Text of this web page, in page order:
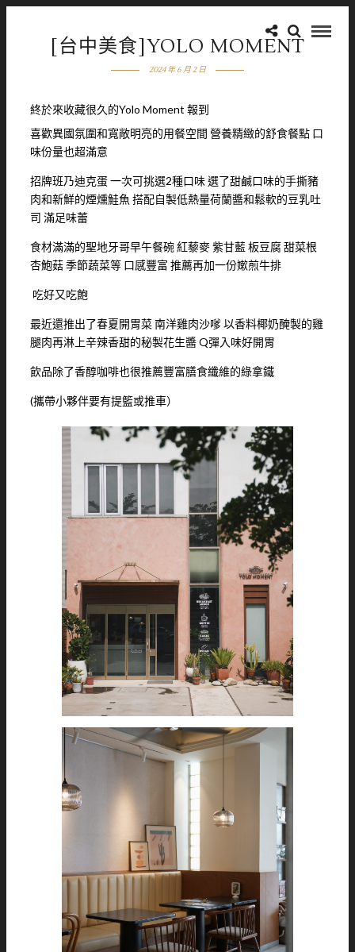
[台中美食]YOLO MOMENT
2024 年 6 月 2 日
終於來收藏很久的Yolo Moment 報到
喜歡異國氛圍和寬敞明亮的用餐空間 營養精緻的舒食餐點 口
味份量也超滿意
招牌班乃迪克蛋 一次可挑選2種口味 選了甜鹹口味的手撕豬
肉和新鮮的煙燻鮭魚 搭配自製低熱量荷蘭醬和鬆軟的豆乳吐
司 滿足味蕾
食材滿滿的聖地牙哥早午餐碗 紅藜麥 紫甘藍 板豆腐 甜菜根
杏鮑菇 季節蔬菜等 口感豐富 推薦再加一份嫰煎牛排
吃好又吃飽
最近還推出了春夏開胃菜 南洋雞肉沙嗲 以香料椰奶醃製的雞
腿肉再淋上辛辣香甜的秘製花生醬 Q彈入味好開胃
飲品除了香醇咖啡也很推薦豐富膳食纖維的綠拿鐵
(攜帶小夥伴要有提籃或推車）